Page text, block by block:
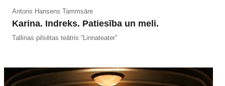
Antons Hansens Tammsāre
Karina. Indreks. Patiesība un meli.
Tallinas pilsētas teātris “Linnateater”